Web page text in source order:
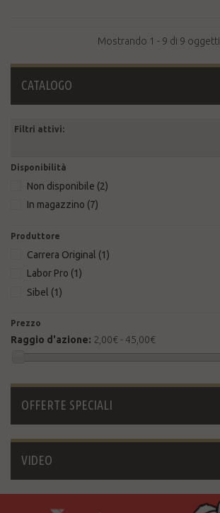
Mostrando 1 - 9 di 9 oggetti
CATALOGO
Filtri attivi:
Disponibilità
Non disponibile (2)
In magazzino (7)
Produttore
Carrera Original (1)
Labor Pro (1)
Sibel (1)
Prezzo
Raggio d'azione: 2,00€ - 45,00€
OFFERTE SPECIALI
VIDEO